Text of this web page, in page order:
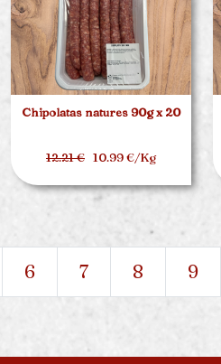
Chipolatas natures 90g x 20
12.21 € 10.99 €/Kg
6 7 8 9